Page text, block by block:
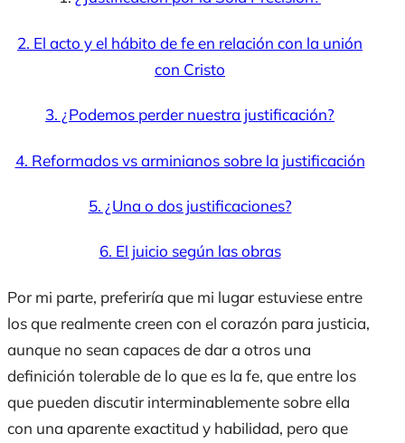
2. El acto y el hábito de fe en relación con la unión
con Cristo
3. ¿Podemos perder nuestra justificación?
4. Reformados vs arminianos sobre la justificación
5. ¿Una o dos justificaciones?
6. El juicio según las obras
Por mi parte, preferiría que mi lugar estuviese entre
los que realmente creen con el corazón para justicia,
aunque no sean capaces de dar a otros una
definición tolerable de lo que es la fe, que entre los
que pueden discutir interminablemente sobre ella
con una aparente exactitud y habilidad, pero que